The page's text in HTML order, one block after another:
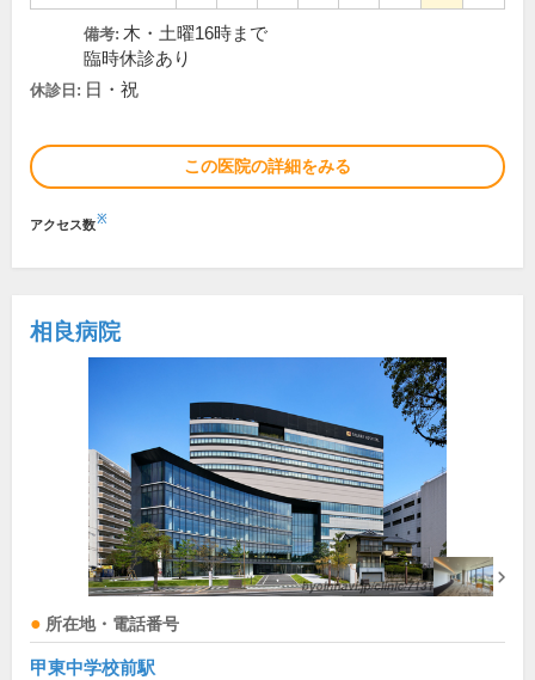
備考: 木・土曜16時まで
臨時休診あり
休診日: 日・祝
この医院の詳細をみる
アクセス数※
相良病院
所在地・電話番号
甲東中学校前駅